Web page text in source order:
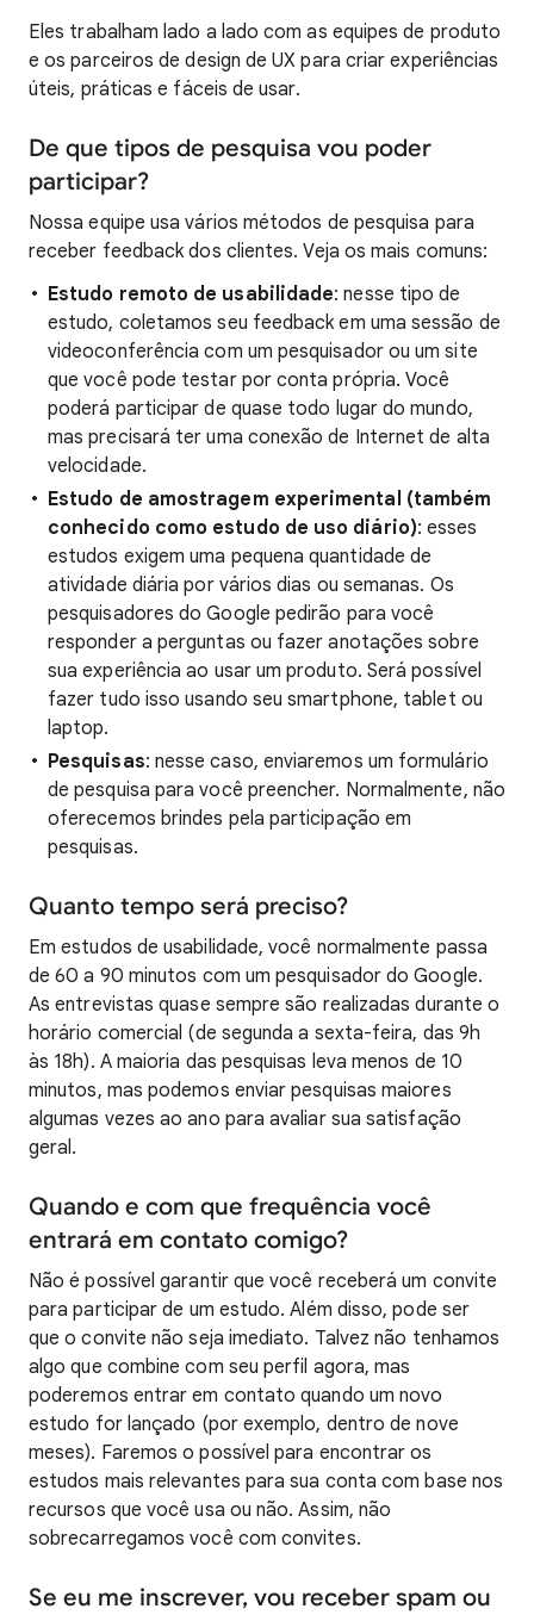
Eles trabalham lado a lado com as equipes de produto
e os parceiros de design de UX para criar experiências
úteis, práticas e fáceis de usar.
De que tipos de pesquisa vou poder
participar?
Nossa equipe usa vários métodos de pesquisa para
receber feedback dos clientes. Veja os mais comuns:
Estudo remoto de usabilidade: nesse tipo de
estudo, coletamos seu feedback em uma sessão de
videoconferência com um pesquisador ou um site
que você pode testar por conta própria. Você
poderá participar de quase todo lugar do mundo,
mas precisará ter uma conexão de Internet de alta
velocidade.
Estudo de amostragem experimental (também
conhecido como estudo de uso diário): esses
estudos exigem uma pequena quantidade de
atividade diária por vários dias ou semanas. Os
pesquisadores do Google pedirão para você
responder a perguntas ou fazer anotações sobre
sua experiência ao usar um produto. Será possível
fazer tudo isso usando seu smartphone, tablet ou
laptop.
Pesquisas: nesse caso, enviaremos um formulário
de pesquisa para você preencher. Normalmente, não
oferecemos brindes pela participação em
pesquisas.
Quanto tempo será preciso?
Em estudos de usabilidade, você normalmente passa
de 60 a 90 minutos com um pesquisador do Google.
As entrevistas quase sempre são realizadas durante o
horário comercial (de segunda a sexta-feira, das 9h
às 18h). A maioria das pesquisas leva menos de 10
minutos, mas podemos enviar pesquisas maiores
algumas vezes ao ano para avaliar sua satisfação
geral.
Quando e com que frequência você
entrará em contato comigo?
Não é possível garantir que você receberá um convite
para participar de um estudo. Além disso, pode ser
que o convite não seja imediato. Talvez não tenhamos
algo que combine com seu perfil agora, mas
poderemos entrar em contato quando um novo
estudo for lançado (por exemplo, dentro de nove
meses). Faremos o possível para encontrar os
estudos mais relevantes para sua conta com base nos
recursos que você usa ou não. Assim, não
sobrecarregamos você com convites.
Se eu me inscrever, vou receber spam ou